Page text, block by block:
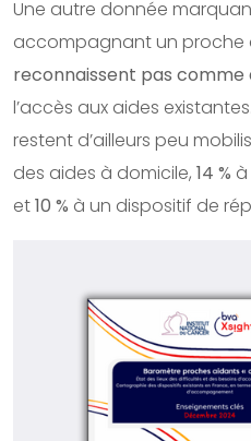
Une autre donnée
accompagnant un proche
reconnaissent pas comme
l’accès aux aides
restent d’ailleurs peu
des aides à domicile, 14 %
et10 % à un dispositif de